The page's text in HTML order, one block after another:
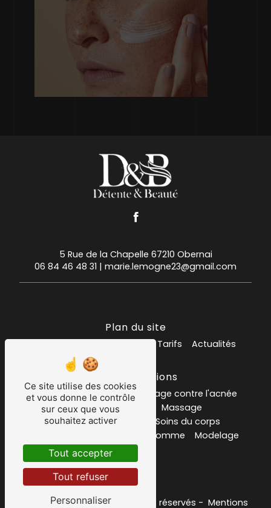
5 Rue de la Chapelle 67210 Obernai
06 84 46 48 31 | marie.lemogne23@gmail.com
Plan du site
Tarifs Actualités
Nos prestations
Institut de beauté
soin visage contre l'acnée
Salon de massage
Massage
carte ou bon cadeau
Soins du corps
Epilation homme
Modelage
Psoriasis
Vistalid- 2026 - Tous droits réservés - Mentions
Ce site utilise des cookies
et vous donne le contrôle
sur ceux que vous
souhaitez activer
Tout accepter
Tout refuser
Personnaliser